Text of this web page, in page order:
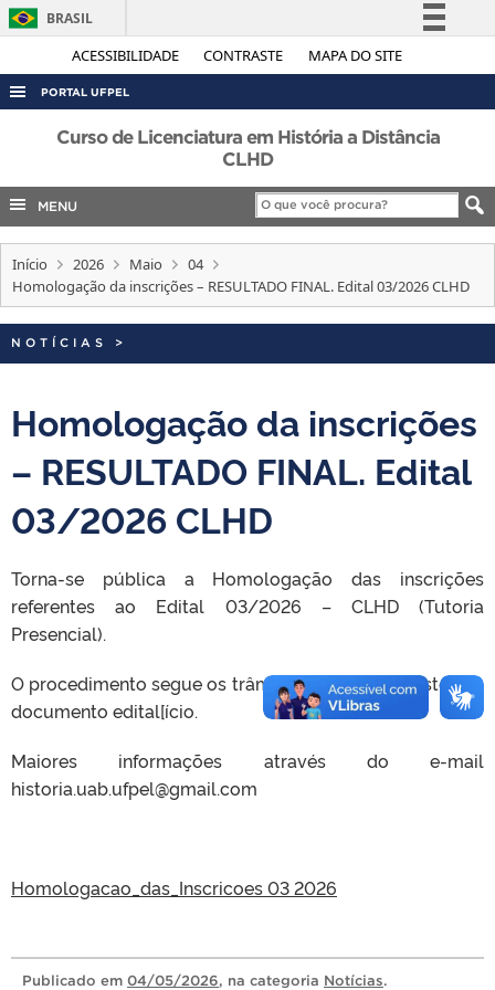
ACESSIBILIDADE CONTRASTE MAPA DO SITE
BRASIL
Simplifique!
Legislação
Canais
PORTAL UFPEL
ACESSO À INFORMAÇÃO
COBALTO
CONCURSOS
EDITAIS
TELEFONES
Curso de Licenciatura em História a Distância
CLHD
MENU
Início 2026 Maio
04
Homologação da inscrições – RESULTADO FINAL. Edital 03/2026 CLHD
NOTÍCIAS >
Homologação da inscrições
– RESULTADO FINAL. Edital
03/2026 CLHD
Torna-se pública a Homologação das inscrições
referentes ao Edital 03/2026 – CLHD (Tutoria
Presencial).
O procedimento segue os trâmites e prazos previstos no
documento edital[ício.
Maiores informações através do e-mail
historia.uab.ufpel@gmail.com
Homologacao_das_Inscricoes 03 2026
Publicado em 04/05/2026, na categoria Notícias.